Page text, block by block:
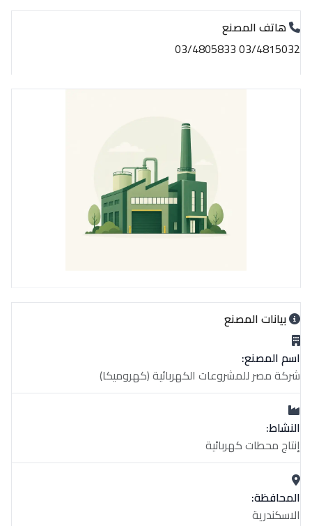
هاتف المصنع
03/4815032 03/4805833
بيانات المصنع
اسم المصنع:
شركة مصر للمشروعات الكهربائية (كهروميكا)
النشاط:
إنتاج محطات كهربائية
المحافظة:
الاسكندرية